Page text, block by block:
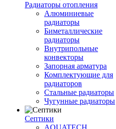
Радиаторы отопления
Алюминиевые
радиаторы
Биметаллические
радиаторы
Внутрипольные
конвекторы
Запорная арматура
Комплектующие для
радиаторов
Стальные радиаторы
Чугунные радиаторы
Септики
AQUATECH